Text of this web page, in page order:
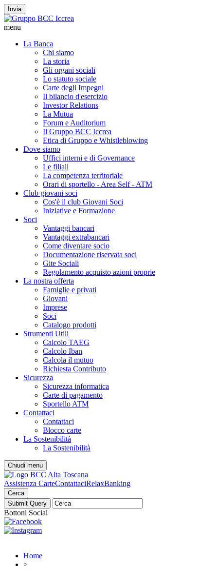
Invia
menu
La Banca
Chi siamo
La storia
Gli organi sociali
Lo statuto sociale
Carte degli Impegni
Il bilancio d'esercizio
Investor Relations
La Mutua
Forum e Auditorium
Il Gruppo BCC Iccrea
Etica di Gruppo e Whistleblowing
Dove siamo
Uffici interni e di Governance
Le filiali
La competenza territoriale
Orari di sportello - Area Self - ATM
Club giovani soci
Cos'è il club Giovani Soci
Iniziative e Formazione
Soci
Vantaggi bancari
Vantaggi extrabancari
Come diventare socio
Documentazione riservata soci
Gite Sociali
Regolamento acquisto azioni proprie
La nostra offerta
Famiglie e privati
Giovani
Imprese
Soci
Catalogo prodotti
Strumenti Utili
Calcolo TAEG
Calcolo Iban
Calcola il mutuo
Richiesta Contributo
Sicurezza
Sicurezza informatica
Carte di pagamento
Sportello ATM
Contattaci
Contattaci
Blocco carte
La Sostenibilità
La Sostenibilità
Chiudi menu
Assistenza CarteContattaciRelaxBanking
Cerca
Bottoni Social
Home
>